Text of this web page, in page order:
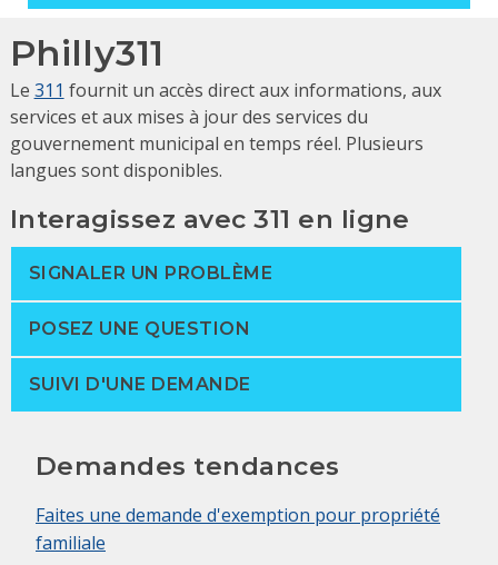
Philly311
Le 311 fournit un accès direct aux informations, aux
services et aux mises à jour des services du
gouvernement municipal en temps réel. Plusieurs
langues sont disponibles.
Interagissez avec 311 en ligne
SIGNALER UN PROBLÈME
POSEZ UNE QUESTION
SUIVI D'UNE DEMANDE
Demandes tendances
Faites une demande d'exemption pour propriété
familiale